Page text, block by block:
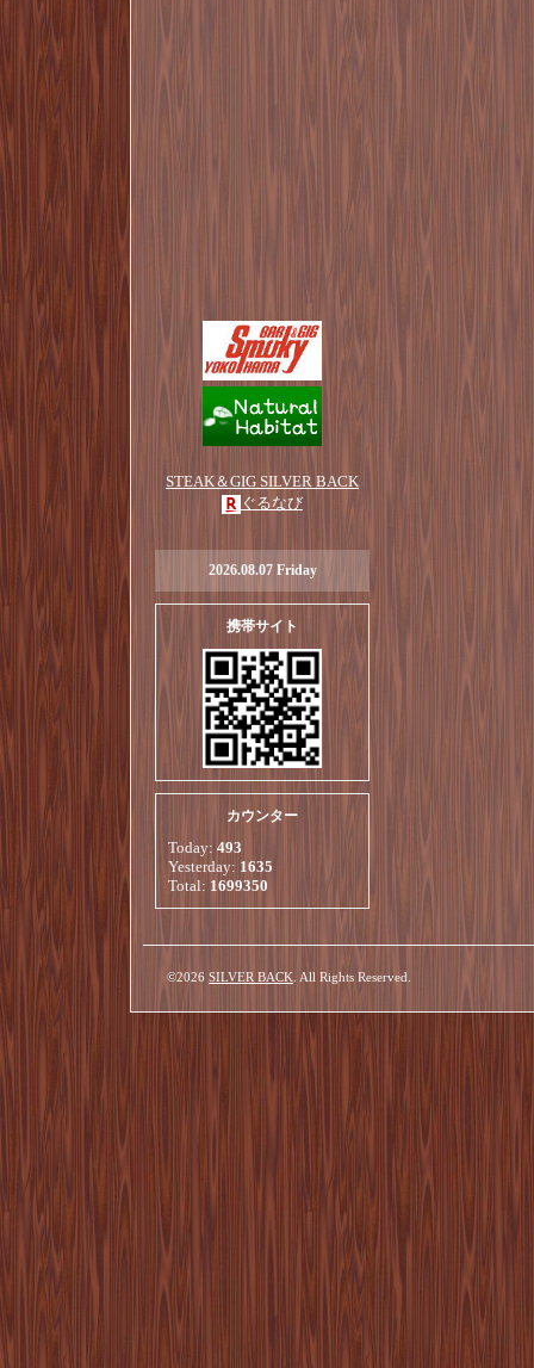
STEAK＆GIG SILVER BACK
ぐるなび
2026.08.07 Friday
携帯サイト
カウンター
Today: 493
Yesterday: 1635
Total: 1699350
©2026 SILVER BACK . All Rights Reserved.